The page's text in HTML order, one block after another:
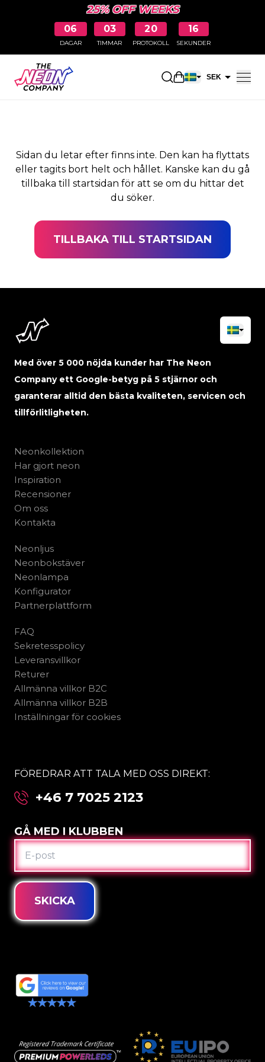
25% OFF WEEKS
06
DAGAR
03
TIMMAR
20
PROTOKOLL
16
SEKUNDER
ÖppnaSEK
SIDAN HITTADES INTE
Sidan du letar efter finns inte. Den kan ha flyttats
eller tagits bort helt och hållet. Kanske kan du gå
tillbaka till startsidan för att se om du hittar det
du söker.
TILLBAKA TILL STARTSIDAN
Med över 5 000 nöjda kunder har The Neon
Company ett Google-betyg på 5 stjärnor och
garanterar alltid den bästa kvaliteten, servicen och
tillförlitligheten.
Neonkollektion
Har gjort neon
Inspiration
Recensioner
Om oss
Kontakta
Neonljus
Neonbokstäver
Neonlampa
Konfigurator
Partnerplattform
FAQ
Sekretesspolicy
Leveransvillkor
Returer
Allmänna villkor B2C
Allmänna villkor B2B
Inställningar för cookies
FÖREDRAR ATT TALA MED OSS DIREKT:
+46 7 7025 2123
GÅ MED I KLUBBEN
E-
POST
SKICKA